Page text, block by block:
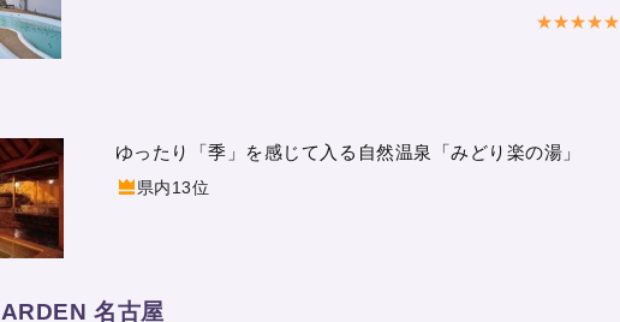
★★★★★
ゆったり「季」を感じて入る自然温泉「みどり楽の湯」
県内13位
名古屋